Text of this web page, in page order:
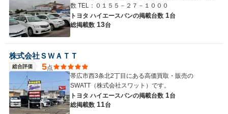
数 TEL：０１５５－２７－１０００
トヨタ ハイエースバンの掲載台数 1台
総掲載数 13台
株式会社ＳＷＡＴＴ
総合評価 5点
帯広市西3条北2丁目にある高価買取・販売の
SWATT（株式会社スワット）です。
トヨタ ハイエースバンの掲載台数 1台
総掲載数 11台